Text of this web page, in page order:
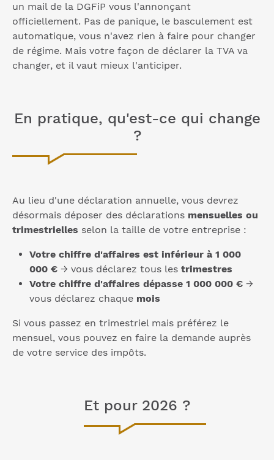
un mail de la DGFiP vous l'annonçant
officiellement. Pas de panique, le basculement est
automatique, vous n'avez rien à faire pour changer
de régime. Mais votre façon de déclarer la TVA va
changer, et il vaut mieux l'anticiper.
En pratique, qu'est-ce qui change
?
Au lieu d'une déclaration annuelle, vous devrez
désormais déposer des déclarations mensuelles ou
trimestrielles selon la taille de votre entreprise :
Votre chiffre d'affaires est inférieur à 1 000
000 € → vous déclarez tous les trimestres
Votre chiffre d'affaires dépasse 1 000 000 € →
vous déclarez chaque mois
Si vous passez en trimestriel mais préférez le
mensuel, vous pouvez en faire la demande auprès
de votre service des impôts.
Et pour 2026 ?